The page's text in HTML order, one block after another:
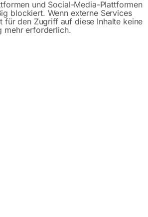
Produktsicherheit
der StVO in Österreich erlaubt.
angewendet werden.
und Social-Media-Plattformen
blockiert. Wenn externe Services
für den Zugriff auf diese Inhalte keine
mehr erforderlich.